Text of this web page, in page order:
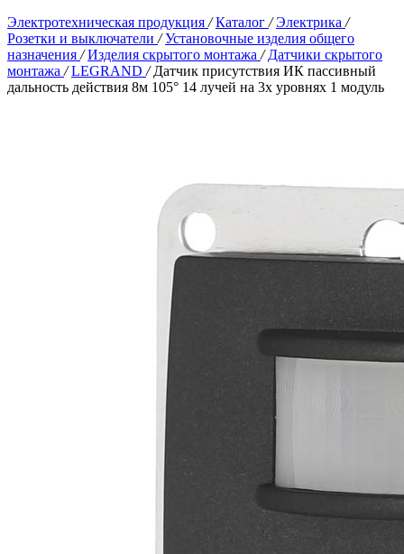
Электротехническая продукция / Каталог / Электрика /
Розетки и выключатели / Установочные изделия общего
назначения / Изделия скрытого монтажа / Датчики скрытого
монтажа / LEGRAND / Датчик присутствия ИК пассивный
дальность действия 8м 105° 14 лучей на 3х уровнях 1 модуль